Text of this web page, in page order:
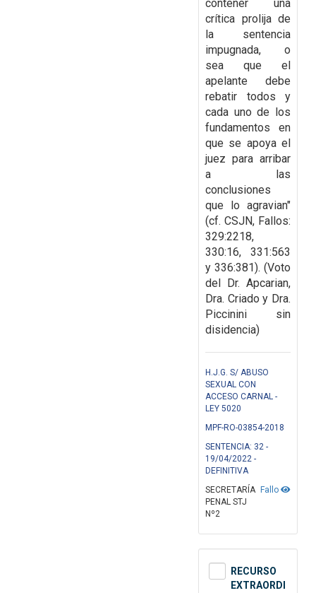
contener una
crítica prolija de
la sentencia
impugnada, o
sea que el
apelante debe
rebatir todos y
cada uno de los
fundamentos en
que se apoya el
juez para arribar
a las
conclusiones
que lo agravian"
(cf. CSJN, Fallos:
329:2218,
330:16, 331:563
y 336:381). (Voto
del Dr. Apcarian,
Dra. Criado y Dra.
Piccinini sin
disidencia)
H.J.G. S/ ABUSO
SEXUAL CON
ACCESO CARNAL -
LEY 5020
MPF-RO-03854-2018
SENTENCIA: 32 -
19/04/2022 -
DEFINITIVA
Fallo
SECRETARÍA
PENAL STJ
Nº2
RECURSO
EXTRAORDI